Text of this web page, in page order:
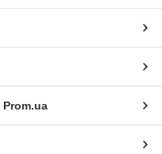
Prom.ua